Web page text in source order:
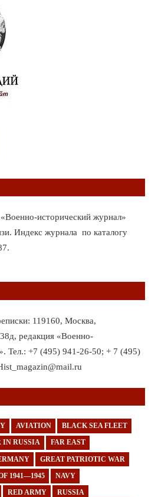
исторический журнал»
Индекс журнала по каталогу
119160, Москва,
редакция «Военно-
Тел.: +7 (495) 941-26-50; + 7 (495)
AVIATION BLACK SEA FLEET
IN RUSSIA FAR EAST
GREAT PATRIOTIC WAR
1941—1945 NAVY
RED ARMY RUSSIA